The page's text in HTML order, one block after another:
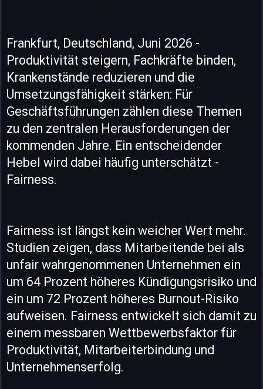
Frankfurt, Deutschland, Juni 2026 -
Produktivität steigern, Fachkräfte binden,
Krankenstände reduzieren und die
Umsetzungsfähigkeit stärken: Für
Geschäftsführungen zählen diese Themen
zu den zentralen Herausforderungen der
kommenden Jahre. Ein entscheidender
Hebel wird dabei häufig unterschätzt -
Fairness.
Fairness ist längst kein weicher Wert mehr.
Studien zeigen, dass Mitarbeitende bei als
unfair wahrgenommenen Unternehmen ein
um 64 Prozent höheres Kündigungsrisiko und
ein um 72 Prozent höheres Burnout-Risiko
aufweisen. Fairness entwickelt sich damit zu
einem messbaren Wettbewerbsfaktor für
Produktivität, Mitarbeiterbindung und
Unternehmenserfolg.